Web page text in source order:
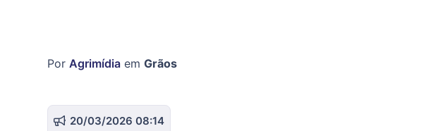
Por Agrimídia em Grãos
20/03/2026 08:14